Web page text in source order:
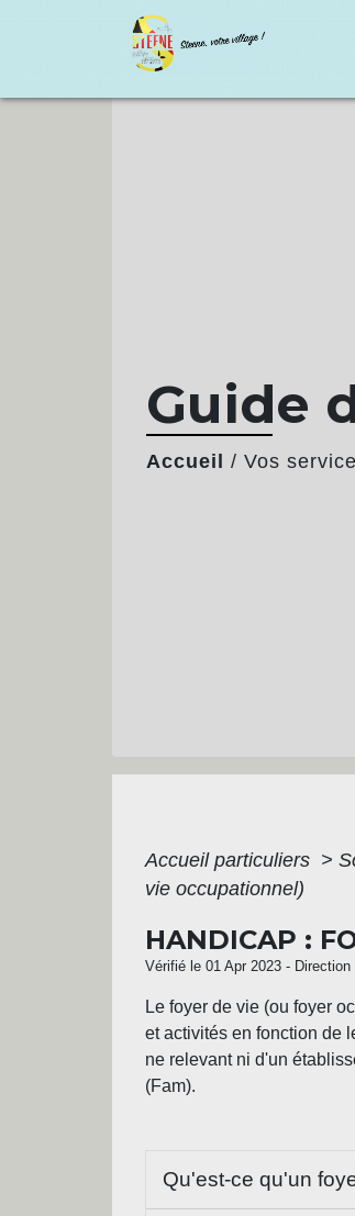
Guide
Accueil / Vos
Accueil particuliers >
vie occupationnel)
HANDICAP :
Vérifié le 01 Apr 2023 -
Le foyer de vie (ou foyer
et activités en fonction de
ne relevant ni d'un
(Fam).
Qu'est-ce qu'un